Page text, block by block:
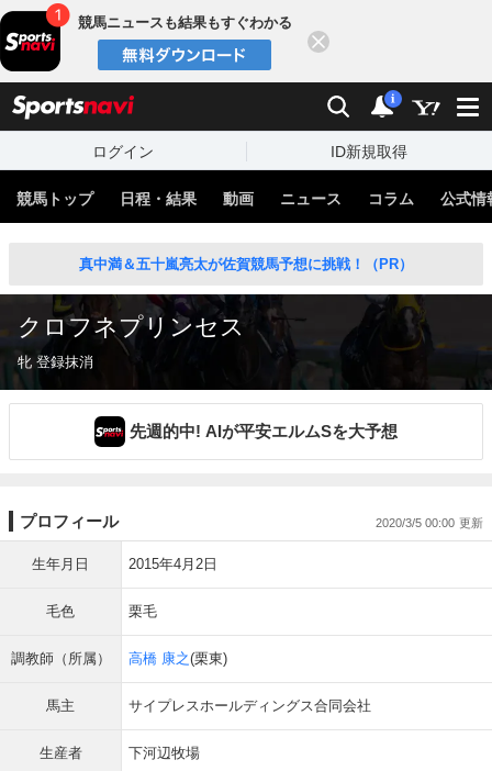
競馬ニュースも結果もすぐわかる
検索 通知
i
ログイン ID新規取得
競馬トップ 日程・結果 動画 ニュース コラム 公式情
真中満＆五十嵐亮太が佐賀競馬予想に挑戦！（PR）
クロフネプリンセス
牝 登録抹消
先週的中! AIが平安エルムSを大予想
プロフィール 2020/3/5 00:00
生年月日 2015年4月2日
毛色 栗毛
調教師（所属） 高橋 康之(栗東)
馬主 サイプレスホールディングス合同会社
生産者 下河辺牧場